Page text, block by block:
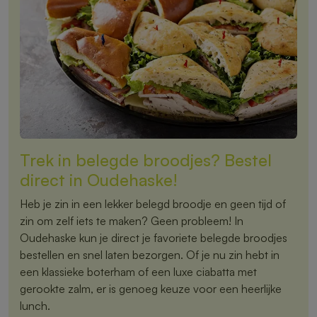
Trek in belegde broodjes? Bestel
direct in Oudehaske!
Heb je zin in een lekker belegd broodje en geen tijd of
zin om zelf iets te maken? Geen probleem! In
Oudehaske kun je direct je favoriete belegde broodjes
bestellen en snel laten bezorgen. Of je nu zin hebt in
een klassieke boterham of een luxe ciabatta met
gerookte zalm, er is genoeg keuze voor een heerlijke
lunch.